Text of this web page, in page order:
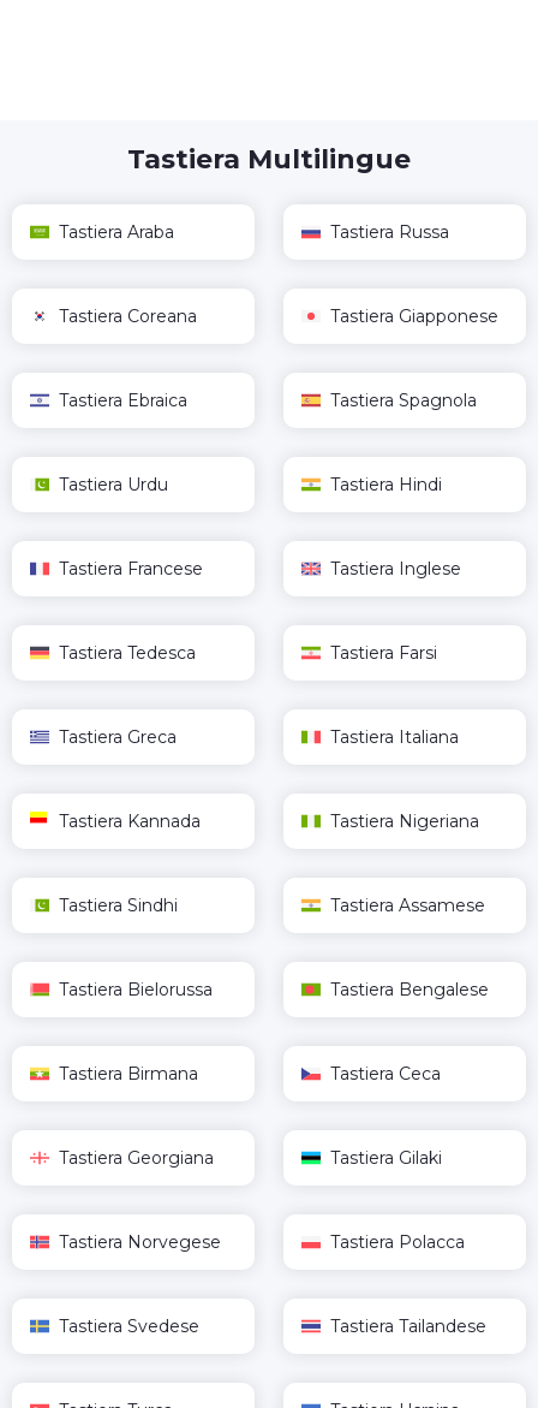
Tastiera Multilingue
Tastiera Araba Tastiera Russa
Tastiera Coreana Tastiera Giapponese
Tastiera Ebraica Tastiera Spagnola
Tastiera Urdu Tastiera Hindi
Tastiera Francese Tastiera Inglese
Tastiera Tedesca Tastiera Farsi
Tastiera Greca Tastiera Italiana
Tastiera Kannada Tastiera Nigeriana
Tastiera Sindhi Tastiera Assamese
Tastiera Bielorussa Tastiera Bengalese
Tastiera Birmana Tastiera Ceca
Tastiera Georgiana Tastiera Gilaki
Tastiera Norvegese Tastiera Polacca
Tastiera Svedese Tastiera Tailandese